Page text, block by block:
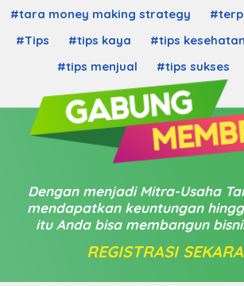
#tara money making strategy
#Tips
#tips kaya #tips kesehatan
#tips menjual
#tips sukses
Dengan menjadi Mitra-Usaha
mendapatkan keuntungan
itu Anda bisa membangun
REGISTRASI